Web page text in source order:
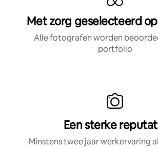
Met zorg geselecteerd
Alle fotografen worden
portfolio
Een sterke
Minstens twee jaar werkervaring